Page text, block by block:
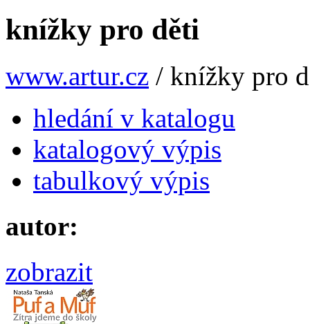
knížky pro děti
www.artur.cz / knížky pro
hledání v katalogu
katalogový výpis
tabulkový výpis
autor:
zobrazit